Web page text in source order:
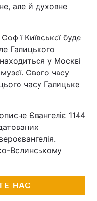
але й духовне
Київської буде
Галицького
у Москві
Свого часу
часу Галицьке
Євангеліє 1144
Волинському
НАС